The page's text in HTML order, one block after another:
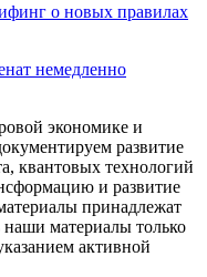
о новых правилах
немедленно
экономике и
развитие
квантовых технологий
и развитие
принадлежат
материалы только
активной